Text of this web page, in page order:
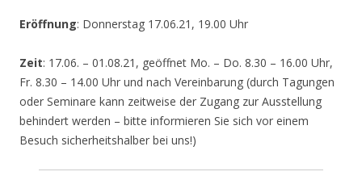
Eröffnung: Donnerstag 17.06.21, 19.00 Uhr
Zeit: 17.06. – 01.08.21, geöffnet Mo. – Do. 8.30 – 16.00 Uhr,
Fr. 8.30 – 14.00 Uhr und nach Vereinbarung (durch Tagungen
oder Seminare kann zeitweise der Zugang zur Ausstellung
behindert werden – bitte informieren Sie sich vor einem
Besuch sicherheitshalber bei uns!)